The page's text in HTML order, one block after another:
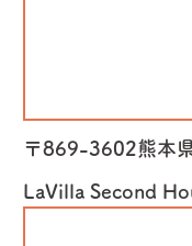
〒869-3602熊本
LaVilla Second